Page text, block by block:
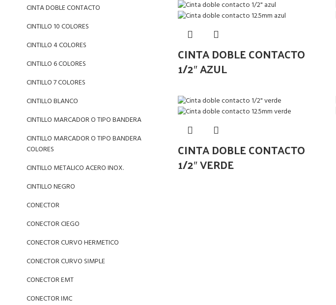
CINTA DOBLE CONTACTO
CINTILLO 10 COLORES
CINTILLO 4 COLORES
CINTILLO 6 COLORES
CINTILLO 7 COLORES
CINTILLO BLANCO
CINTILLO MARCADOR O TIPO BANDERA
CINTILLO MARCADOR O TIPO BANDERA
COLORES
CINTILLO METALICO ACERO INOX.
CINTILLO NEGRO
CONECTOR
CONECTOR CIEGO
CONECTOR CURVO HERMETICO
CONECTOR CURVO SIMPLE
CONECTOR EMT
CONECTOR IMC
CINTA DOBLE CONTACTO
1/2″ AZUL
CINTA DOBLE CONTACTO
1/2″ VERDE